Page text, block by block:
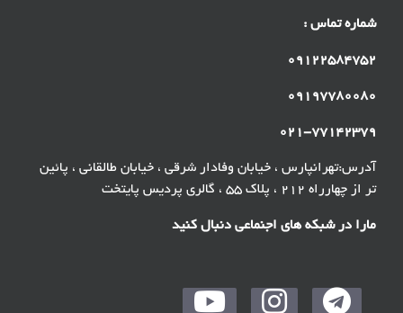
شماره تماس :
۰۹۱۲۲۵۸۴۷۵۲
۰۹۱۹۷۷۸۰۰۸۰
۰۲۱-۷۷۱۴۲۳۷۹
آدرس:تهرانپارس ، خیابان وفادار شرقی ، خیابان طالقانی ، پائین
تر از چهارراه ۲۱۲ ، پلاک ۵۵ ، گالری پردیس پایتخت
مارا در شبکه های اجنماعی دنبال کنید